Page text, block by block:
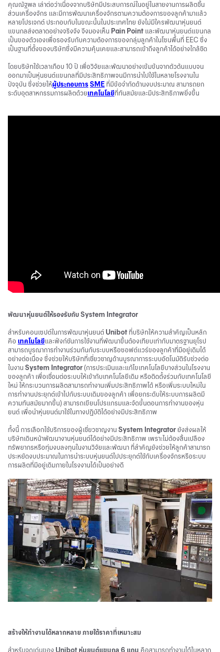
คุณณัฐพล เล่าต่อว่าเนื่องจากบริษัทมีประสบการณ์ในอยู่ในสายงานการผลิตชิ้น
ส่วนเครื่องจักร และมีการพัฒนาเครื่องจักรตามความต้องการของลูกค้ามาแล้ว
หลายโปรเจกต์ ประกอบกับในขณะนั้นในประเทศไทย ยังไม่มีใครพัฒนาหุ่นยนต์
แขนกลส่งตลาดอย่างจริงจัง จึงมองเห็น Pain Point และพัฒนาหุ่นยนต์แขนกล
เป็นของตัวเองเพื่อรองรับกับความต้องการของกลุ่มลูกค้าในโซนพื้นที่ EEC ซึ่ง
เป็นฐานที่ตั้งของบริษัทซึ่งมีความคุ้นเคยและสามารถเข้าถึงลูกค้าได้อย่างใกล้ชิด
โดยบริษัทใช้เวลาเกือบ 10 ปี เพื่อวิจัยและพัฒนาอย่างเข้มข้นจากตัวต้นแบบจน
ออกมาเป็นหุ่นยนต์แขนกลที่มีประสิทธิภาพจนมีการนำไปใช้ในหลายโรงงานใน
ปัจจุบัน ซึ่งช่วยให้ผู้ประกอบการSME ที่มีข้อจำกัดด้านงบประมาณ สามารถยก
ระดับอุตสาหกรรมการผลิตด้วยเทคโนโลยีที่ทันสมัยและมีประสิทธิภาพยิ่งขึ้น
พัฒนาหุ่นยนต์ให้รองรับกับ System Integrator
สำหรับคอนเซปต์ในการพัฒนาหุ่นยนต์ Unibot ที่บริษัทให้ความสำคัญเป็นหลัก
คือ เทคโนโลยีและฟังก์ชันการใช้งานที่พัฒนาขึ้นต้องเทียบเท่ากับมาตรฐานยุโรป
สามารถบูรณาการทำงานร่วมกันกับระบบหรือซอฟต์แวร์ของลูกค้าที่มีอยู่เดิมได้
อย่างต่อเนื่อง ซึ่งช่วยให้บริษัทที่เชี่ยวชาญด้านบูรณาการระบบอัตโนมัติรับช่วงต่อ
ในงาน System Integrator(การประเมินและแก้ไขเทคโนโลยีบางส่วนในโรงงาน
ของลูกค้า เพื่อเชื่อมต่อระบบให้เข้ากับเทคโนโลยีเดิม หรือติดตั้งร่วมกับเทคโนโลยี
ใหม่ ให้กระบวนการผลิตสามารถทำงานเพิ่มประสิทธิภาพได้ หรือเพิ่มระบบใหม่ใน
การทำงานประยุกต์เข้าไปกับระบบเดิมของลูกค้า เพื่อยกระดับให้ระบบการผลิตมี
ความทันสมัยมากขึ้น) สามารถเขียนโปรแกรมและจัดขั้นตอนการทำงานของหุ่น
ยนต์ เพื่อนำหุ่นยนต์มาใช้ในทางปฏิบัติได้อย่างมีประสิทธิภาพ
ทั้งนี้ การเลือกใช้บริการของผู้เชี่ยวชาญงาน System Integrator ยังส่งผลให้
บริษัทเดินหน้าพัฒนางานหุ่นยนต์ได้อย่างมีประสิทธิภาพ เพราะไม่ต้องสิ้นเปลือง
ทรัพยากรหรือทุ่มงบลงทุนในงานวิจัยและพัฒนา ที่สำคัญยังช่วยให้ลูกค้าสามารถ
ประหยัดงบประมาณในการนำระบบหุ่นยนต์ไปประยุกต์ใช้กับเครื่องจักรหรือระบบ
การผลิตที่มีอยู่เดิมภายในโรงงานได้เป็นอย่างดี
สร้างให้ทำงานได้หลากหลาย ภายใต้ราคาที่เหมาะสม
สำหรับจุดเด่นของ Unibot หุ่นยนต์แขนกล 6 แกน คือสามารถทำงานได้ในหลาก